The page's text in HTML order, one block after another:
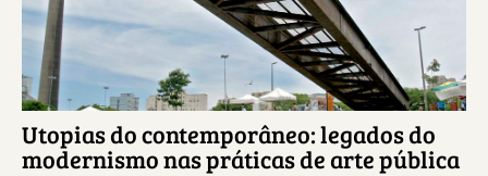
Utopias do contemporâneo: legados do
modernismo nas práticas de arte pública